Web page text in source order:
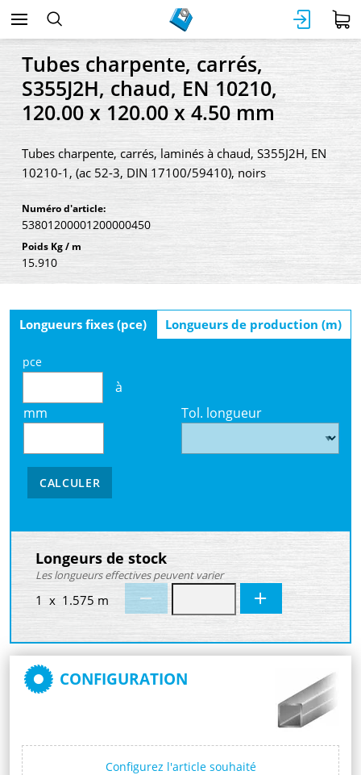
Tubes charpente, carrés,
S355J2H, chaud, EN 10210,
120.00 x 120.00 x 4.50 mm
Tubes charpente, carrés, laminés à chaud, S355J2H, EN
10210-1, (ac 52-3, DIN 17100/59410), noirs
Numéro d'article:
53801200001200000450
Poids Kg / m
15.910
Longueurs fixes (pce) Longueurs de production (m)
pce
à
mm
Tol. longueur
CALCULER
Longeurs de stock
Les longueurs effectives peuvent varier
1 x 1.575 m
CONFIGURATION
Configurez l'article souhaité